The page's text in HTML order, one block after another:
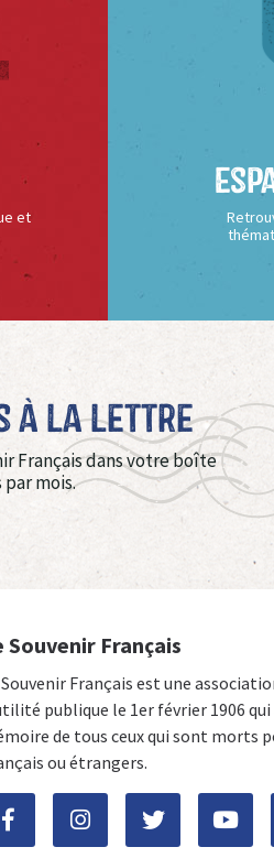
et
à La Lettre
Français dans votre boîte
mois.
Souvenir Français
Souvenir Français est une
publique le 1er février 1906
de tous ceux qui sont morts
ou étrangers.